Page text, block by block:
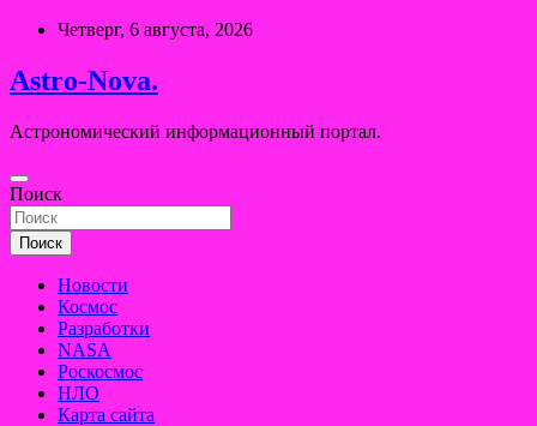
Перейти
содержимому
Четверг, 6 августа, 2026
Astro-Nova.
Астрономический информационный портал.
Поиск
Поиск
Новости
Космос
Разработки
NASA
Роскосмос
НЛО
Карта сайта